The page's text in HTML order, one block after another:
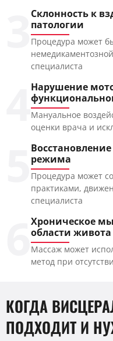
Склонность к
патологии
Процедура может
специалиста
Нарушение
Мануальное
оценки врача и
режима
Процедура может
практиками,
специалиста
Хроническое
области
Массаж может
метод при
КОГДА
ПОДХОДИТ И